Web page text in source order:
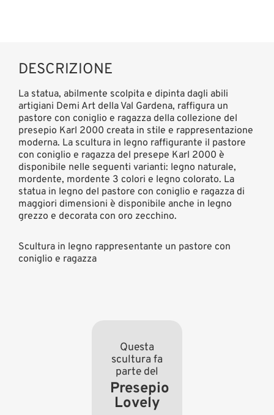
DESCRIZIONE
La statua, abilmente scolpita e dipinta dagli abili
artigiani Demi Art della Val Gardena, raffigura un
pastore con coniglio e ragazza della collezione del
presepio Karl 2000 creata in stile e rappresentazione
moderna. La scultura in legno raffigurante il pastore
con coniglio e ragazza del presepe Karl 2000 è
disponibile nelle seguenti varianti: legno naturale,
mordente, mordente 3 colori e legno colorato. La
statua in legno del pastore con coniglio e ragazza di
maggiori dimensioni è disponibile anche in legno
grezzo e decorata con oro zecchino.
Scultura in legno rappresentante un pastore con
coniglio e ragazza
Questa
scultura fa
parte del
Presepio
Lovely